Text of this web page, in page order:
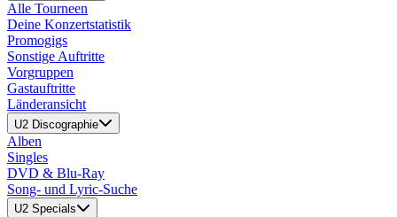
Alle Tourneen
Deine Konzertstatistik
Promogigs
Sonstige Auftritte
Vorgruppen
Gastauftritte
Länderansicht
U2 Discographie
Alben
Singles
DVD & Blu-Ray
Song- und Lyric-Suche
U2 Specials